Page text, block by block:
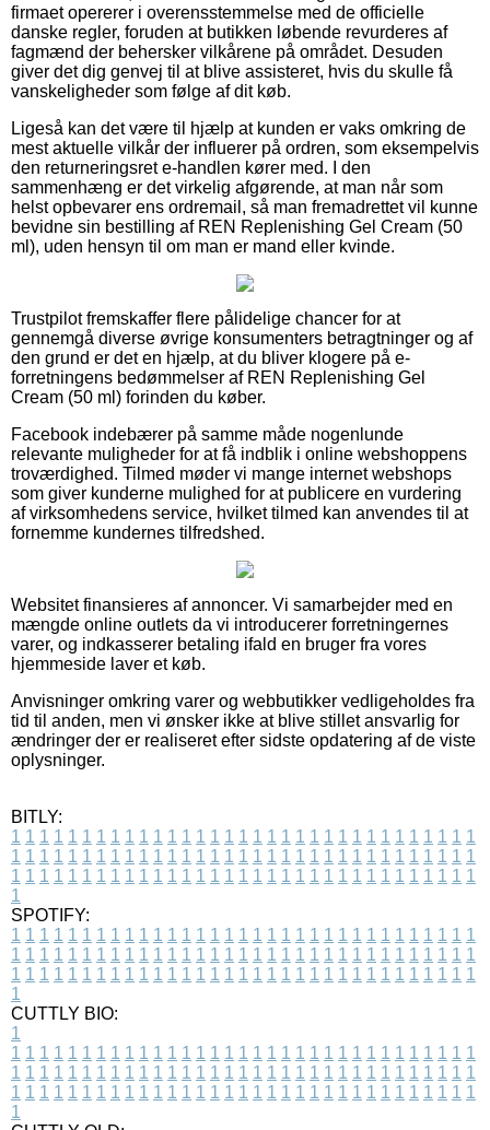
firmaet opererer i overensstemmelse med de officielle
danske regler, foruden at butikken løbende revurderes af
fagmænd der behersker vilkårene på området. Desuden
giver det dig genvej til at blive assisteret, hvis du skulle få
vanskeligheder som følge af dit køb.
Ligeså kan det være til hjælp at kunden er vaks omkring de
mest aktuelle vilkår der influerer på ordren, som eksempelvis
den returneringsret e-handlen kører med. I den
sammenhæng er det virkelig afgørende, at man når som
helst opbevarer ens ordremail, så man fremadrettet vil kunne
bevidne sin bestilling af REN Replenishing Gel Cream (50
ml), uden hensyn til om man er mand eller kvinde.
Trustpilot fremskaffer flere pålidelige chancer for at
gennemgå diverse øvrige konsumenters betragtninger og af
den grund er det en hjælp, at du bliver klogere på e-
forretningens bedømmelser af REN Replenishing Gel
Cream (50 ml) forinden du køber.
Facebook indebærer på samme måde nogenlunde
relevante muligheder for at få indblik i online webshoppens
troværdighed. Tilmed møder vi mange internet webshops
som giver kunderne mulighed for at publicere en vurdering
af virksomhedens service, hvilket tilmed kan anvendes til at
fornemme kundernes tilfredshed.
Websitet finansieres af annoncer. Vi samarbejder med en
mængde online outlets da vi introducerer forretningernes
varer, og indkasserer betaling ifald en bruger fra vores
hjemmeside laver et køb.
Anvisninger omkring varer og webbutikker vedligeholdes fra
tid til anden, men vi ønsker ikke at blive stillet ansvarlig for
ændringer der er realiseret efter sidste opdatering af de viste
oplysninger.
BITLY:
1 1 1 1 1 1 1 1 1 1 1 1 1 1 1 1 1 1 1 1 1 1 1 1 1 1 1 1 1 1 1 1 1
1 1 1 1 1 1 1 1 1 1 1 1 1 1 1 1 1 1 1 1 1 1 1 1 1 1 1 1 1 1 1 1 1
1 1 1 1 1 1 1 1 1 1 1 1 1 1 1 1 1 1 1 1 1 1 1 1 1 1 1 1 1 1 1 1 1
1
SPOTIFY:
1 1 1 1 1 1 1 1 1 1 1 1 1 1 1 1 1 1 1 1 1 1 1 1 1 1 1 1 1 1 1 1 1
1 1 1 1 1 1 1 1 1 1 1 1 1 1 1 1 1 1 1 1 1 1 1 1 1 1 1 1 1 1 1 1 1
1 1 1 1 1 1 1 1 1 1 1 1 1 1 1 1 1 1 1 1 1 1 1 1 1 1 1 1 1 1 1 1 1
1
CUTTLY BIO:
1
1 1 1 1 1 1 1 1 1 1 1 1 1 1 1 1 1 1 1 1 1 1 1 1 1 1 1 1 1 1 1 1 1
1 1 1 1 1 1 1 1 1 1 1 1 1 1 1 1 1 1 1 1 1 1 1 1 1 1 1 1 1 1 1 1 1
1 1 1 1 1 1 1 1 1 1 1 1 1 1 1 1 1 1 1 1 1 1 1 1 1 1 1 1 1 1 1 1 1
1